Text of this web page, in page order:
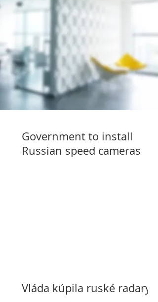
Government to install
Russian speed cameras
Vláda kúpila ruské radary